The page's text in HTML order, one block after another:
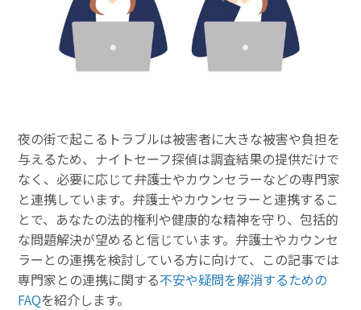
夜の街で起こるトラブルは被害者に大きな被害や負担を
与えるため、ナイトセーフ探偵は調査結果の提供だけで
なく、必要に応じて弁護士やカウンセラーなどの専門家
と連携しています。弁護士やカウンセラーと連携するこ
とで、あなたの法的権利や健康的な精神を守り、包括的
な問題解決が望めると信じています。弁護士やカウンセ
ラーとの連携を検討している方に向けて、この記事では
専門家との連携に関する不安や疑問を解消するための
FAQを紹介します。